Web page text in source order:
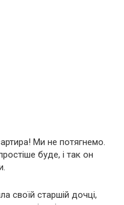
Ми не потягнемо.
буде, і так он
своїй старшій дочці,